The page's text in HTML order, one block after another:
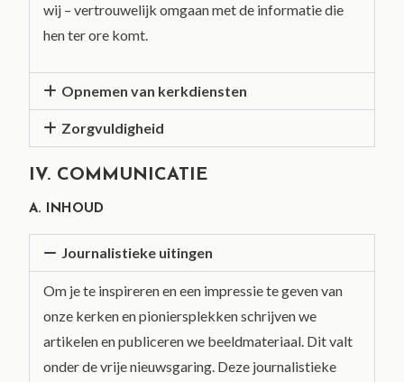
wij – vertrouwelijk omgaan met de informatie die
hen ter ore komt.
Opnemen van kerkdiensten
Zorgvuldigheid
IV. COMMUNICATIE
A. INHOUD
Journalistieke uitingen
Om je te inspireren en een impressie te geven van
onze kerken en pioniersplekken schrijven we
artikelen en publiceren we beeldmateriaal. Dit valt
onder de vrije nieuwsgaring. Deze journalistieke